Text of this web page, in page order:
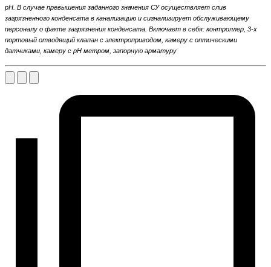
pH . В случае превышения заданного значения СУ осуществляет слив
загрязненного конденсата в канализацию и сигнализирует обслуживающему
персоналу о факте загрязнения конденсата. Включает в себя: контроллер, 3-х
портовый отводящий клапан с электроприводом, камеру с оптическими
датчиками, камеру с рН метром, запорную арматуру